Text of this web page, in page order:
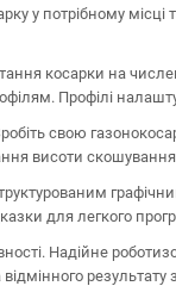
у потрібному
косарки на
Профілі
свою
висоти скошування
для легкого
Надійне